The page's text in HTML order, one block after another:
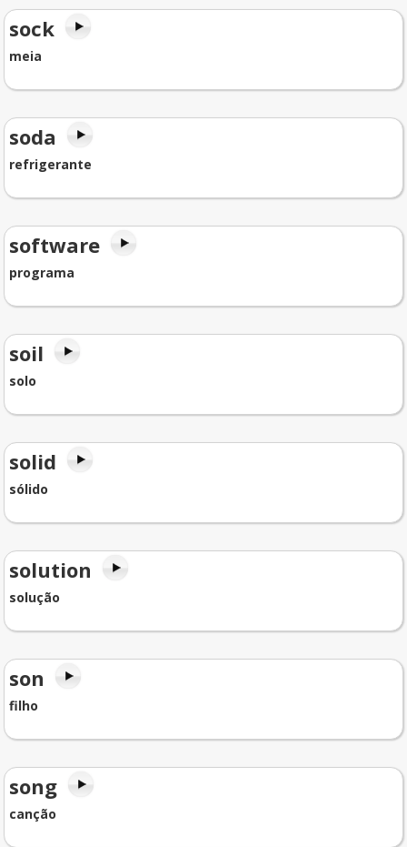
sock
meia
soda
refrigerante
software
programa
soil
solo
solid
sólido
solution
solução
son
filho
song
canção